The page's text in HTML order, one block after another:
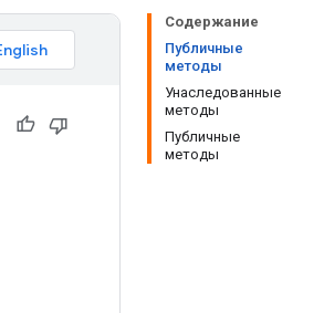
Содержание
Публичные
методы
Унаследованные
методы
Публичные
методы